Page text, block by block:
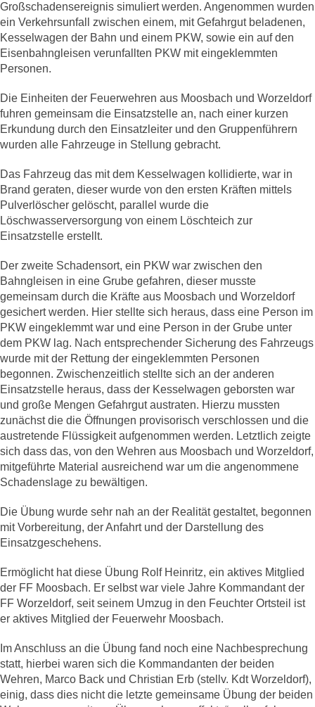
Großschadensereignis simuliert werden. Angenommen wurden
ein Verkehrsunfall zwischen einem, mit Gefahrgut beladenen,
Kesselwagen der Bahn und einem PKW, sowie ein auf den
Eisenbahngleisen verunfallten PKW mit eingeklemmten
Personen.
Die Einheiten der Feuerwehren aus Moosbach und Worzeldorf
fuhren gemeinsam die Einsatzstelle an, nach einer kurzen
Erkundung durch den Einsatzleiter und den Gruppenführern
wurden alle Fahrzeuge in Stellung gebracht.
Das Fahrzeug das mit dem Kesselwagen kollidierte, war in
Brand geraten, dieser wurde von den ersten Kräften mittels
Pulverlöscher gelöscht, parallel wurde die
Löschwasserversorgung von einem Löschteich zur
Einsatzstelle erstellt.
Der zweite Schadensort, ein PKW war zwischen den
Bahngleisen in eine Grube gefahren, dieser musste
gemeinsam durch die Kräfte aus Moosbach und Worzeldorf
gesichert werden. Hier stellte sich heraus, dass eine Person im
PKW eingeklemmt war und eine Person in der Grube unter
dem PKW lag. Nach entsprechender Sicherung des Fahrzeugs
wurde mit der Rettung der eingeklemmten Personen
begonnen. Zwischenzeitlich stellte sich an der anderen
Einsatzstelle heraus, dass der Kesselwagen geborsten war
und große Mengen Gefahrgut austraten. Hierzu mussten
zunächst die die Öffnungen provisorisch verschlossen und die
austretende Flüssigkeit aufgenommen werden. Letztlich zeigte
sich dass das, von den Wehren aus Moosbach und Worzeldorf,
mitgeführte Material ausreichend war um die angenommene
Schadenslage zu bewältigen.
Die Übung wurde sehr nah an der Realität gestaltet, begonnen
mit Vorbereitung, der Anfahrt und der Darstellung des
Einsatzgeschehens.
Ermöglicht hat diese Übung Rolf Heinritz, ein aktives Mitglied
der FF Moosbach. Er selbst war viele Jahre Kommandant der
FF Worzeldorf, seit seinem Umzug in den Feuchter Ortsteil ist
er aktives Mitglied der Feuerwehr Moosbach.
Im Anschluss an die Übung fand noch eine Nachbesprechung
statt, hierbei waren sich die Kommandanten der beiden
Wehren, Marco Back und Christian Erb (stellv. Kdt Worzeldorf),
einig, dass dies nicht die letzte gemeinsame Übung der beiden